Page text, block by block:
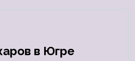
в Югре